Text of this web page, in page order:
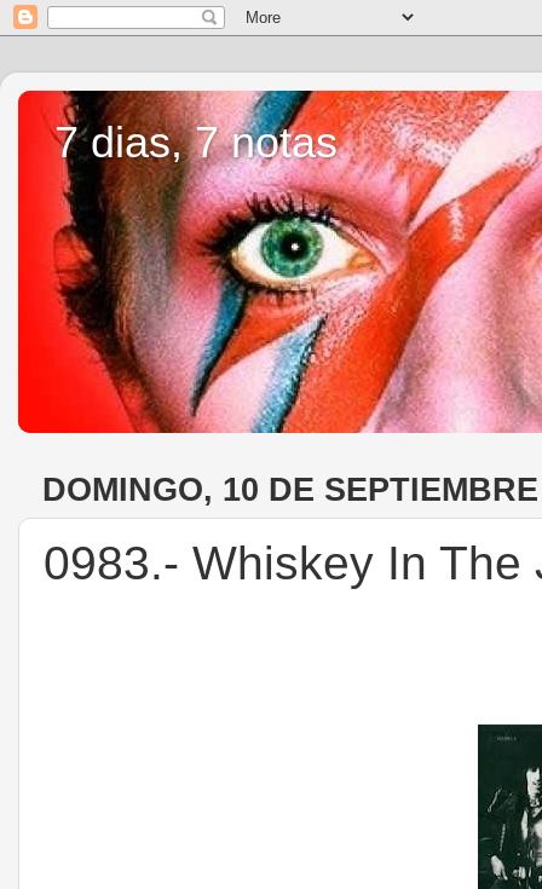
7 dias, 7 notas
DOMINGO, 10 DE
0983.- Whiskey In The